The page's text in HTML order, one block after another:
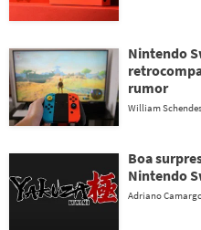
Nintendo
rumor
William
Boa
Nintendo
Adriano